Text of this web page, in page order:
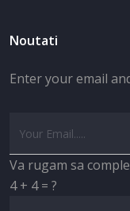
Noutati
Enter your email
Va rugam sa
4 + 4 = ?